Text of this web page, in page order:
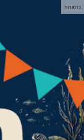
פרסומת